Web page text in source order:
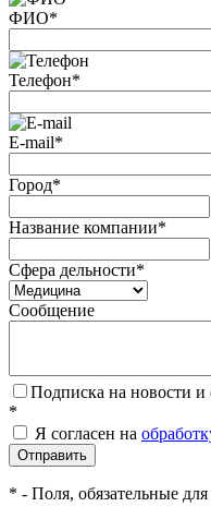
ФИО*
Телефон*
E-mail*
Город*
Название компании*
Сфера дельности*
Сообщение
Подписка на новости и
*
Я согласен на
* - Поля, обязательные